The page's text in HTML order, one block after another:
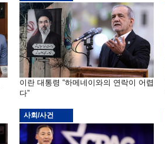
이란 대통령 “하메네이와의 연락이 어렵
다”
사회/사건